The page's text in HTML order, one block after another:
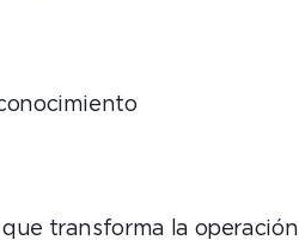
transforma la operación